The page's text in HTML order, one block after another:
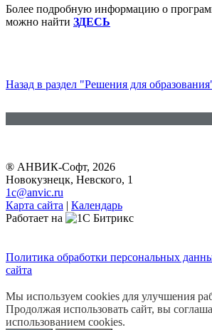
Более подробную информацию о
можно найти ЗДЕСЬ
Назад в раздел "Решения для
® АНВИК-Софт, 2026
Новокузнецк, Невского, 1
1c@anvic.ru
Карта сайта | Календарь
Работает на
Политика обработки персональных
сайта
Мы используем cookies для улучшения
Продолжая использовать сайт, вы
использованием cookies.